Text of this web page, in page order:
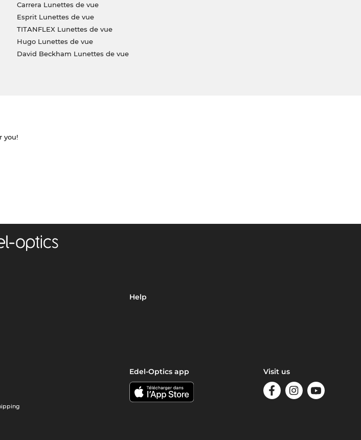
Carrera Lunettes de vue
Esprit Lunettes de vue
TITANFLEX Lunettes de vue
Hugo Lunettes de vue
David Beckham Lunettes de vue
you!
Help
Edel-Optics app Visit us